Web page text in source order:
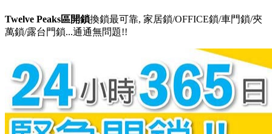
Twelve Peaks區開鎖換鎖最可靠, 家居鎖/OFFICE鎖/車門鎖/夾
萬鎖/露台門鎖...通通無問題!!